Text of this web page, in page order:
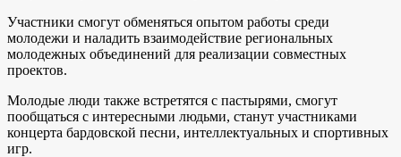
Участники смогут обменяться опытом работы среди
молодежи и наладить взаимодействие региональных
молодежных объединений для реализации совместных
проектов.
Молодые люди также встретятся с пастырями, смогут
пообщаться с интересными людьми, станут участниками
концерта бардовской песни, интеллектуальных и спортивных
игр.